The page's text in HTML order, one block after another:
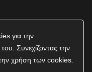
για την
Συνεχίζοντας την
χρήση των cookies.